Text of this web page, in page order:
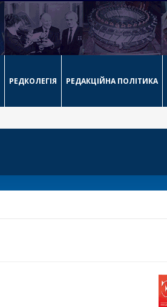
РЕДКОЛЕГІЯ РЕДАКЦІЙНА ПОЛІТИКА